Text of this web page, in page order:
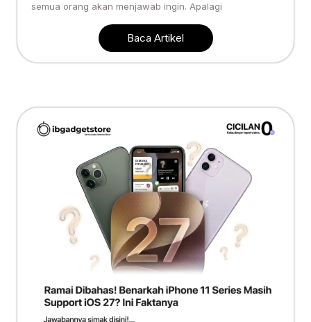
semua orang akan menjawab ingin. Apalagi
Baca Artikel